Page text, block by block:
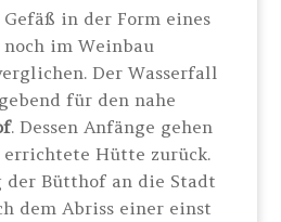
in der Form eines
im Weinbau
Der Wasserfall
für den nahe
. Dessen Anfänge gehen
errichtete Hütte zurück.
der Bütthof an die Stadt
dem Abriss einer einst